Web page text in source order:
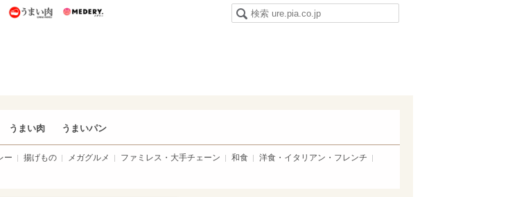
うまいパン うまい肉
うまい肉 うまいパン
ー 揚げもの メガグルメ ファミレス・大手チェーン 和食
洋食・イタリアン・フレンチ